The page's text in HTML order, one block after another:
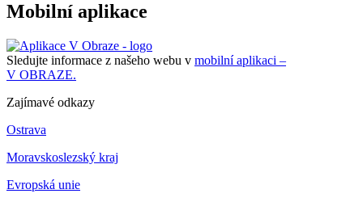
Mobilní aplikace
Sledujte informace z našeho webu v mobilní aplikaci –
V OBRAZE.
Zajímavé odkazy
Ostrava
Moravskoslezský kraj
Evropská unie